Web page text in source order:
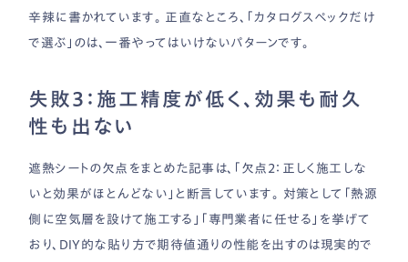
辛辣に書かれています。 正直なところ、「カタログスペックだけ
で選ぶ」のは、一番やってはいけないパターンです。
失敗3：施工精度が低く、効果も耐久
性も出ない
遮熱シートの欠点をまとめた記事は、「欠点2：正しく施工しな
いと効果がほとんどない」と断言しています。 対策として「熱源
側に空気層を設けて施工する」「専門業者に任せる」を挙げて
おり、DIY的な貼り方で期待値通りの性能を出すのは現実的で